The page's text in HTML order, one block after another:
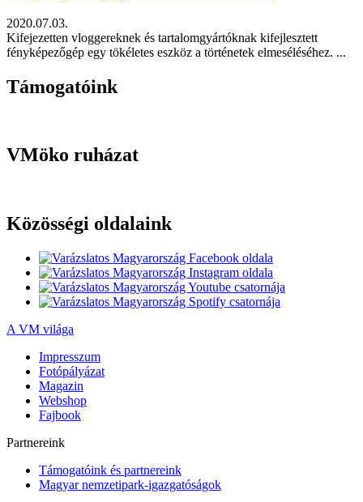
2020.07.03.
Kifejezetten vloggereknek és tartalomgyártóknak kifejlesztett
fényképezőgép egy tökéletes eszköz a történetek elmeséléséhez. ...
Támogatóink
VMöko ruházat
Közösségi oldalaink
A VM világa
Impresszum
Fotópályázat
Magazin
Webshop
Fajbook
Partnereink
Támogatóink és partnereink
Magyar nemzetipark-igazgatóságok